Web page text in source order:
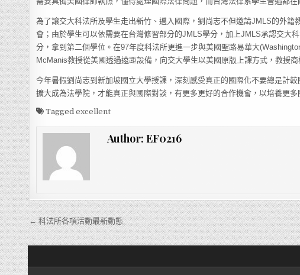
為了讓交大科法所及學生走出新竹、邁入國際，劉尚志不但邀請JMLS的外
會；由於學生可以依需要在台灣修習部分的JMLS學分，加上JMLS承認交大
分，拿到第二個學位。在97年度科法所更進一步與美國聖路易華大
McManis教授從美國透過遠距設備，向交大學生以美國原版上課方式，教授
今年暑假劉尚志到新加坡國立大學授課，深刻感受真正的國際化不要總是計
擴大成為法學院，才能真正與國際對談，有更多更好的合作機會，以培養更多
Taggedexcellent
Author: EF0216
文章導覽
← 科法所各項活動最新動態